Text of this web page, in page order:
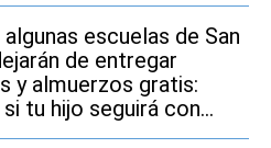
escuelas de San
de entregar
y almuerzos gratis:
tu hijo seguirá con
durante el ciclo